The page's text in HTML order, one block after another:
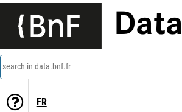
Data
search in data.bnf.fr
FR